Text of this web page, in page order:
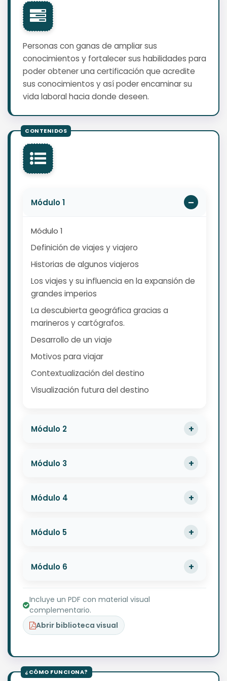
Personas con ganas de ampliar sus
conocimientos y fortalecer sus habilidades para
poder obtener una certificación que acredite
sus conocimientos y así poder encaminar su
vida laboral hacia donde deseen.
Módulo 1
Módulo 1
Definición de viajes y viajero
Historias de algunos viajeros
Los viajes y su influencia en la expansión de
grandes imperios
La descubierta geográfica gracias a
marineros y cartógrafos.
Desarrollo de un viaje
Motivos para viajar
Contextualización del destino
Visualización futura del destino
Módulo 2
Módulo 3
Módulo 4
Módulo 5
Módulo 6
Incluye un PDF con material visual
complementario.
Abrir biblioteca visual